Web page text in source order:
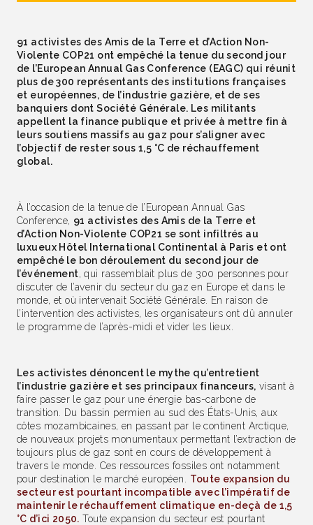
91 activistes des Amis de la Terre et d’Action Non-
Violente COP21 ont empêché la tenue du second jour
de l’European Annual Gas Conference (EAGC) qui réunit
plus de 300 représentants des institutions françaises
et européennes, de l’industrie gazière, et de ses
banquiers dont Société Générale. Les militants
appellent la finance publique et privée à mettre fin à
leurs soutiens massifs au gaz pour s’aligner avec
l’objectif de rester sous 1,5 °C de réchauffement
global.
À l’occasion de la tenue de l’European Annual Gas
Conference, 91 activistes des Amis de la Terre et
d’Action Non-Violente COP21 se sont infiltrés au
luxueux Hôtel International Continental à Paris et ont
empêché le bon déroulement du second jour de
l’événement, qui rassemblait plus de 300 personnes pour
discuter de l’avenir du secteur du gaz en Europe et dans le
monde, et où intervenait Société Générale. En raison de
l’intervention des activistes, les organisateurs ont dû annuler
le programme de l’après-midi et vider les lieux.
Les activistes dénoncent le mythe qu’entretient
l’industrie gazière et ses principaux financeurs, visant à
faire passer le gaz pour une énergie bas-carbone de
transition. Du bassin permien au sud des États-Unis, aux
côtes mozambicaines, en passant par le continent Arctique,
de nouveaux projets monumentaux permettant l’extraction de
toujours plus de gaz sont en cours de développement à
travers le monde. Ces ressources fossiles ont notamment
pour destination le marché européen. Toute expansion du
secteur est pourtant incompatible avec l’impératif de
maintenir le réchauffement climatique en-deçà de 1,5
°C d’ici 2050. Toute expansion du secteur est pourtant